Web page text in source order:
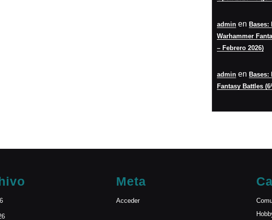
admin en Bases:
Warhammer
– Febrero 2026)
admin en Bases:
Fantasy Battles
Meta
Acceder